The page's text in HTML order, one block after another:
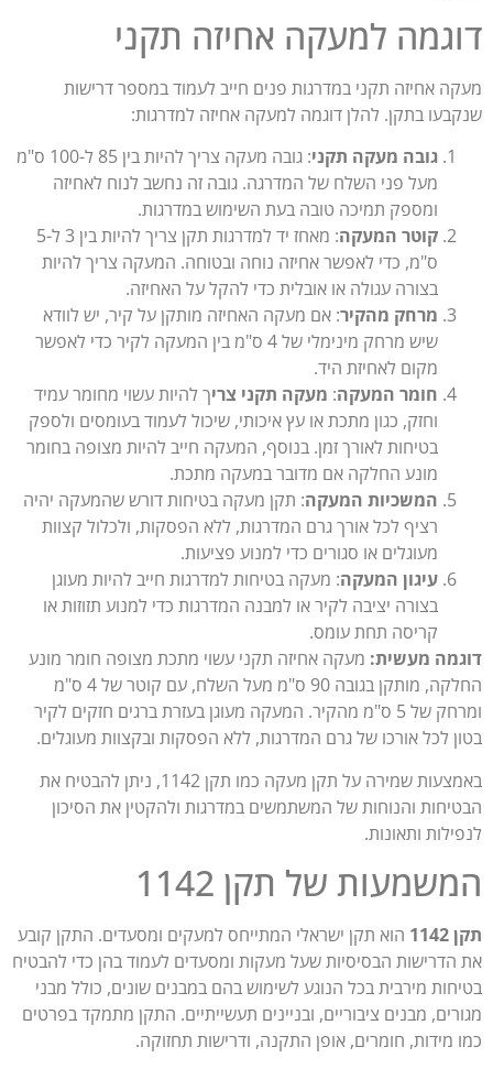
למעקה אחיזה תקני
אחיזה תקני במדרגות פנים חייב לעמוד במספר דרישות
בתקן. להלן דוגמה למעקה אחיזה למדרגות:
גובה מעקה תקני
: גובה מעקה צריך להיות בין 85 ל-100 ס"מ
מעל פני השלח של המדרגה. גובה זה נחשב לנוח לאחיזה
ומספק תמיכה טובה בעת השימוש במדרגות.
קוטר המעקה
: מאחז יד למדרגות תקן צריך להיות בין 3 ל-5
ס"מ, כדי לאפשר אחיזה נוחה ובטוחה. המעקה צריך להיות
בצורה עגולה או אובלית כדי להקל על האחיזה.
מרחק מהקיר: אם מעקה האחיזה מותקן על קיר, יש לוודא
שיש מרחק מינימלי של 4 ס"מ בין המעקה לקיר כדי לאפשר
מקום לאחיזת היד.
חומר המעקה:מעקה תקני צריך להיות עשוי מחומר עמיד
וחזק, כגון מתכת או עץ איכותי, שיכול לעמוד בעומסים ולספק
בטיחות לאורך זמן. בנוסף, המעקה חייב להיות מצופה בחומר
מונע החלקה אם מדובר במעקה מתכת.
המשכיות המעקה: תקן מעקה בטיחות דורש שהמעקה יהיה
רציף לכל אורך גרם המדרגות, ללא הפסקות, ולכלול קצוות
מעוגלים או סגורים כדי למנוע פציעות.
עיגון המעקה: מעקה בטיחות למדרגות חייב להיות מעוגן
בצורה יציבה לקיר או למבנה המדרגות כדי למנוע תזוזות או
קריסה תחת עומס.
מעשית:מעקה אחיזה תקני עשוי מתכת מצופה חומר מונע
החלקה, מותקן בגובה 90 ס"מ מעל השלח, עם קוטר של 4 ס"מ
ומרחק של 5 ס"מ מהקיר. המעקה מעוגן בעזרת ברגים חזקים לקיר
לכל אורכו של גרם המדרגות, ללא הפסקות ובקצוות מעוגלים.
באמצעות שמירה על תקן מעקה כמו תקן 1142, ניתן להבטיח את
והנוחות של המשתמשים במדרגות ולהקטין את הסיכון
ותאונות.
של תקן 1142
הוא תקן ישראלי המתייחס למעקים ומסעדים. התקן קובע
הבסיסיות שעל מעקות ומסעדים לעמוד בהן כדי להבטיח
מירבית בכל הנוגע לשימוש בהם במבנים שונים, כולל מבני
מבנים ציבוריים, ובניינים תעשייתיים. התקן מתמקד בפרטים
מידות, חומרים, אופן התקנה, ודרישות תחזוקה.